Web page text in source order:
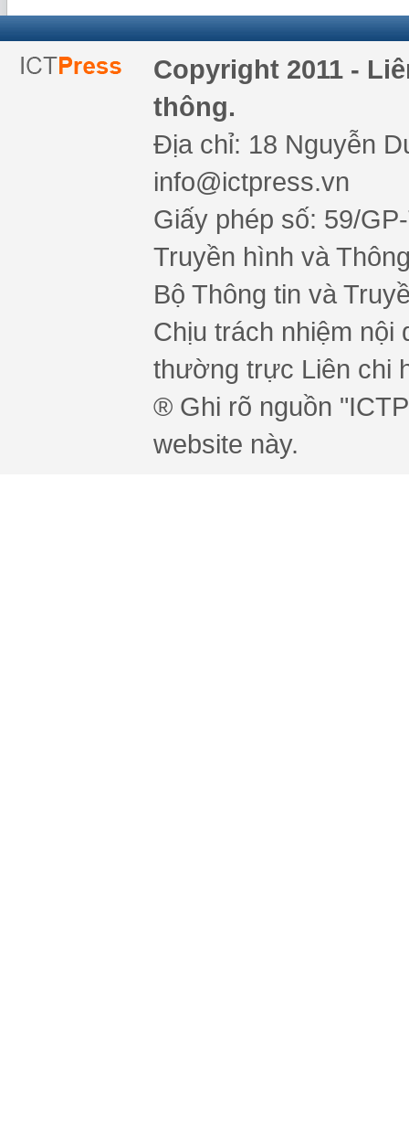
Copyright 2011 -
thông.
Địa chỉ: 18 Nguyễn
info@ictpress.vn
Giấy phép số: 59/
Truyền hình và
Bộ Thông tin và
Chịu trách nhiệm nội
thường trực Liên chi
® Ghi rõ nguồn
website này.